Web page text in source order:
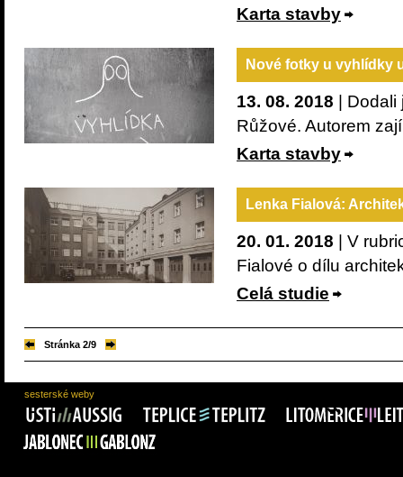
Karta stavby
Nové fotky u vyhlídky
13. 08. 2018 |
Růžové. Autorem
Karta stavby
Lenka Fialová:
20. 01. 2018 | V
Fialové o dílu
Celá studie
Stránka 2/9
sesterské weby